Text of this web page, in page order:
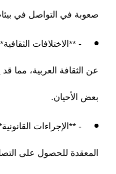
صعوبة في التواصل في
- **الاختلافات
عن الثقافة العربية، مما
بعض الأحيان.
- **الإجراءات
المعقدة للحصول على